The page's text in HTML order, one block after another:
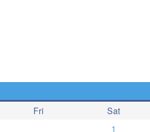
Fri
Sat
1